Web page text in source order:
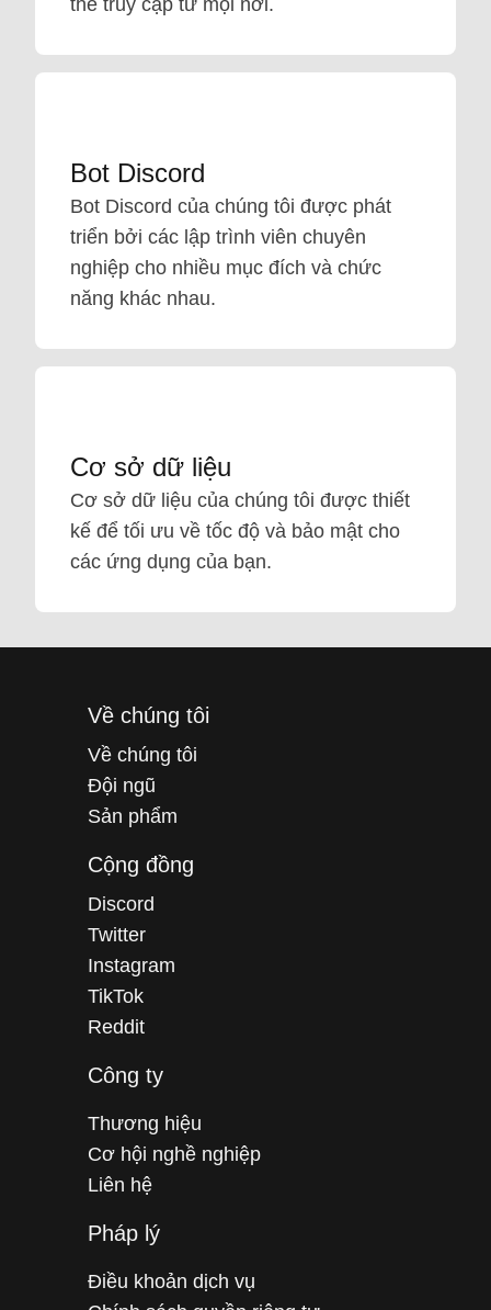
thể truy cập từ mọi nơi.
Bot Discord
Bot Discord của chúng tôi được phát
triển bởi các lập trình viên chuyên
nghiệp cho nhiều mục đích và chức
năng khác nhau.
Cơ sở dữ liệu
Cơ sở dữ liệu của chúng tôi được thiết
kế để tối ưu về tốc độ và bảo mật cho
các ứng dụng của bạn.
Về chúng tôi
Về chúng tôi
Đội ngũ
Sản phẩm
Cộng đồng
Discord
Twitter
Instagram
TikTok
Reddit
Công ty
Thương hiệu
Cơ hội nghề nghiệp
Liên hệ
Pháp lý
Điều khoản dịch vụ